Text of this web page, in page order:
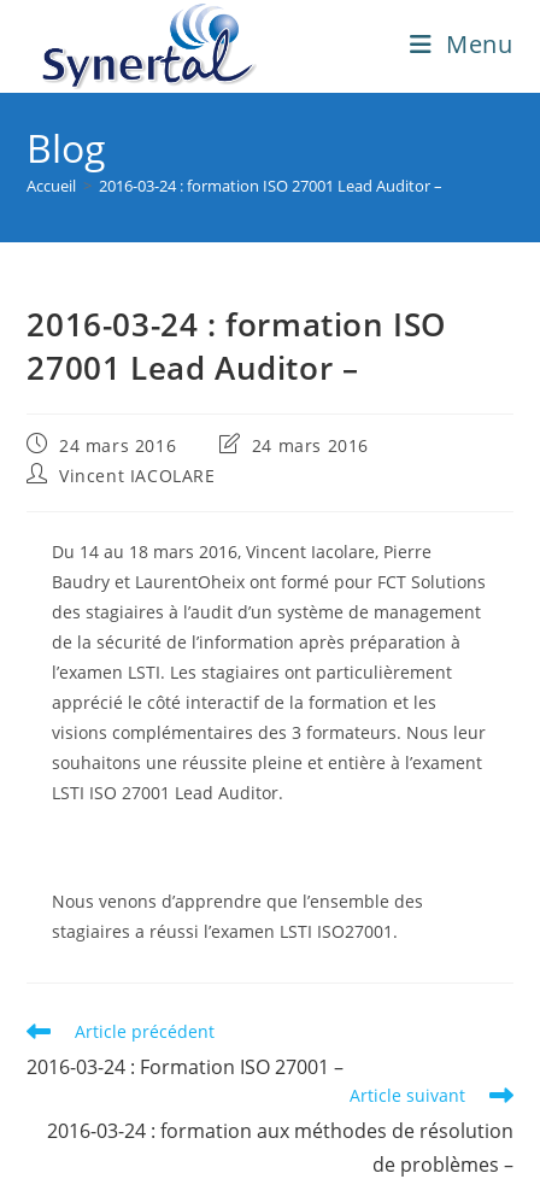
content
Menu
Blog
Accueil > 2016-03-24 : formation ISO 27001 Lead Auditor –
2016-03-24 : formation ISO
27001 Lead Auditor –
Publication
publiée :
24 mars 2016
Dernière
24 mars 2016
Auteur/autrice
publication :
Vincent IACOLARE
Du 14 au 18 mars 2016, Vincent Iacolare, Pierre
Baudry et LaurentOheix ont formé pour FCT Solutions
des stagiaires à l’audit d’un système de management
de la sécurité de l’information après préparation à
l’examen LSTI. Les stagiaires ont particulièrement
apprécié le côté interactif de la formation et les
visions complémentaires des 3 formateurs. Nous leur
souhaitons une réussite pleine et entière à l’exament
LSTI ISO 27001 Lead Auditor.
Nous venons d’apprendre que l’ensemble des
stagiaires a réussi l’examen LSTI ISO27001.
Read
articles
Article précédent
2016-03-24 : Formation ISO 27001 –
Article suivant
2016-03-24 : formation aux méthodes de résolution
de problèmes –